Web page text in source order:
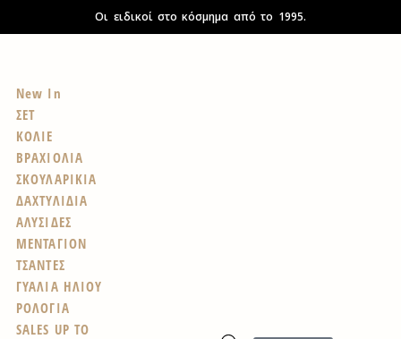
Οι ειδικοί στο κόσμημα από το 1995.
New In
ΣΕΤ
ΚΟΛΙΕ
ΒΡΑΧΙΟΛΙΑ
ΣΚΟΥΛΑΡΙΚΙΑ
ΔΑΧΤΥΛΙΔΙΑ
ΑΛΥΣΙΔΕΣ
ΜΕΝΤΑΓΙΟΝ
ΤΣΑΝΤΕΣ
ΓΥΑΛΙΑ ΗΛΙΟΥ
ΡΟΛΟΓΙΑ
SALES UP TO